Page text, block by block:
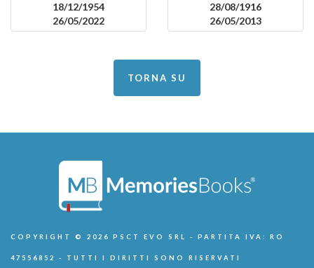
18/12/1954
26/05/2022
28/08/1916
26/05/2013
TORNA SU
COPYRIGHT © 2026 PSCT EVO SRL - PARTITA IVA: RO
47556852 - TUTTI I DIRITTI SONO RISERVATI